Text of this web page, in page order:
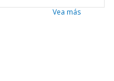
Vea más